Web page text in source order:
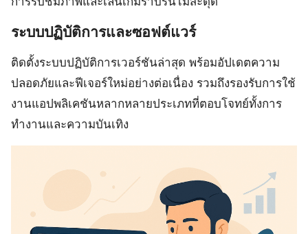
ระบบปฏิบัติการและซอฟต์แวร์
ติดตั้งระบบปฏิบัติการเวอร์ชันล่าสุด พร้อมอัปเดตความ
ปลอดภัยและฟีเจอร์ใหม่อย่างต่อเนื่อง รวมถึงรองรับการใช้
งานแอปพลิเคชันหลากหลายประเภทที่ตอบโจทย์ทั้งการ
ทำงานและความบันเทิง